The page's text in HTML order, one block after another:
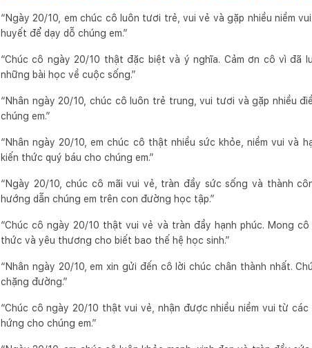
“Ngày 20/10, em chúc cô luôn tươi trẻ, vui vẻ và gặp nhiều niềm
huyết để dạy dỗ chúng em.”
“Chúc cô ngày 20/10 thật đặc biệt và ý nghĩa. Cảm ơn cô vì đã
những bài học về cuộc sống.”
“Nhân ngày 20/10, chúc cô luôn trẻ trung, vui tươi và gặp nhiều
chúng em.”
“Nhân ngày 20/10, em chúc cô thật nhiều sức khỏe, niềm vui và
kiến thức quý báu cho chúng em.”
“Ngày 20/10, chúc cô mãi vui vẻ, tràn đầy sức sống và thành
hướng dẫn chúng em trên con đường học tập.”
“Chúc cô ngày 20/10 thật vui vẻ và tràn đầy hạnh phúc. Mong
thức và yêu thương cho biết bao thế hệ học sinh.”
“Nhân ngày 20/10, em xin gửi đến cô lời chúc chân thành nhất.
chặng đường.”
“Chúc cô ngày 20/10 thật vui vẻ, nhận được nhiều niềm vui từ
hứng cho chúng em.”